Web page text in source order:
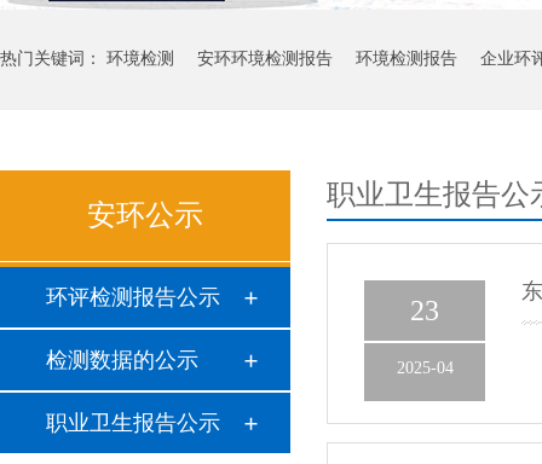
热门关键词： 环境检测 安环环境检测报告 环境检测报告 企业环
安环公示
环评检测报告公示
检测数据的公示
职业卫生报告公示
职业卫生报告公
23
2025-04